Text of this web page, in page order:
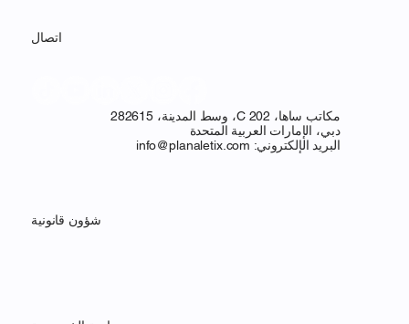
اتصال
مكاتب ساها، C 202، وسط المدينة، 282615
دبي، الإمارات العربية المتحدة
البريد الإلكتروني: info@planaletix.com
شؤون قانونية